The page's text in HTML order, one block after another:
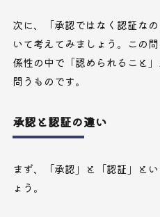
次に、「承認ではなく認証な
いて考えてみましょう。この
係性の中で「認められること
問うものです。
承認と認証の違い
まず、「承認」と「認証」と
ょう。